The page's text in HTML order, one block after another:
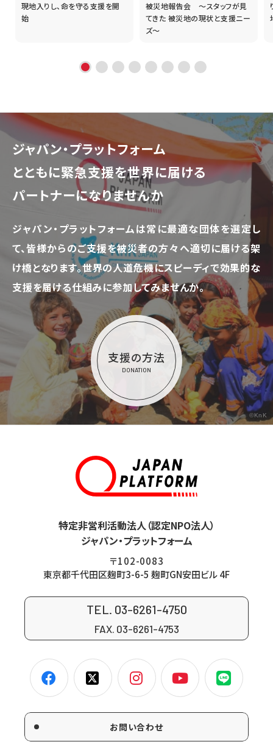
現地入りし、命を守る支援を開
始
被災地報告会 ～スタッフが見
てきた 被災地の現状と支援ニー
ズ～
ジャパン・プラットフォーム
とともに緊急支援を世界に届ける
パートナーになりませんか
ジャパン・プラットフォームは常に最適な団体を選定し
て、皆様からのご支援を被災者の方々へ適切に届ける架
け橋となります。世界の人道危機にスピーディで効果的な
支援を届ける仕組みに参加してみませんか。
支援の方法
DONATION
©KnK
特定非営利活動法人（認定NPO法人）
ジャパン・プラットフォーム
〒102-0083
東京都千代田区麹町3-6-5 麹町GN安田ビル 4F
TEL. 03-6261-4750
FAX. 03-6261-4753
お問い合わせ